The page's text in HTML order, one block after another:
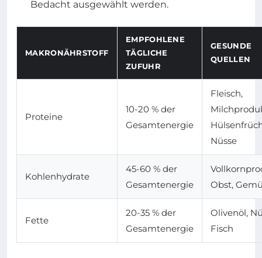
Bedacht ausgewählt werden.
MAKRONÄHRSTOFF
EMPFOHLENE
TÄGLICHE
ZUFUHR
GESUNDE
QUELLEN
Proteine
10-20 % der
Gesamtenergie
Fleisch,
Nüsse
Kohlenhydrate
45-60 % der
Gesamtenergie
Obst,
Fette
20-35 % der
Gesamtenergie
Olivenöl,
Fisch